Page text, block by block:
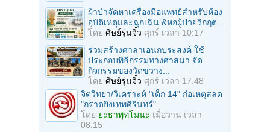
ผ้าป่าจัดหาเครื่องมือแพทย์สำหรับห้อง
อุบัติเหตุและฉุกเฉิน &หอผู้ป่วยวิกฤต...
โดย ศิษย์รุ่นจิ๋ว ศุกร์ เวลา 10:17
ร่วมสร้างศาลาเอนกประสงค์ ใช้
ประกอบพิธีกรรมทางศาสนา จัด
กิจกรรมของวัดขวาง...
โดย ศิษย์รุ่นจิ๋ว ศุกร์ เวลา 17:48
จิตวิทยา/วิเคราะห์ "เด็ก 14" ก่อเหตุสลด
"กราดยิงเทพศิรินทร์"
โดย ยะธาพุทโมนะ เมื่อวาน เวลา
08:15